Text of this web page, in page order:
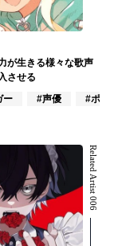
が生きる様々な歌声
させる
ー
#声優 #ポッ
Related Artist 006